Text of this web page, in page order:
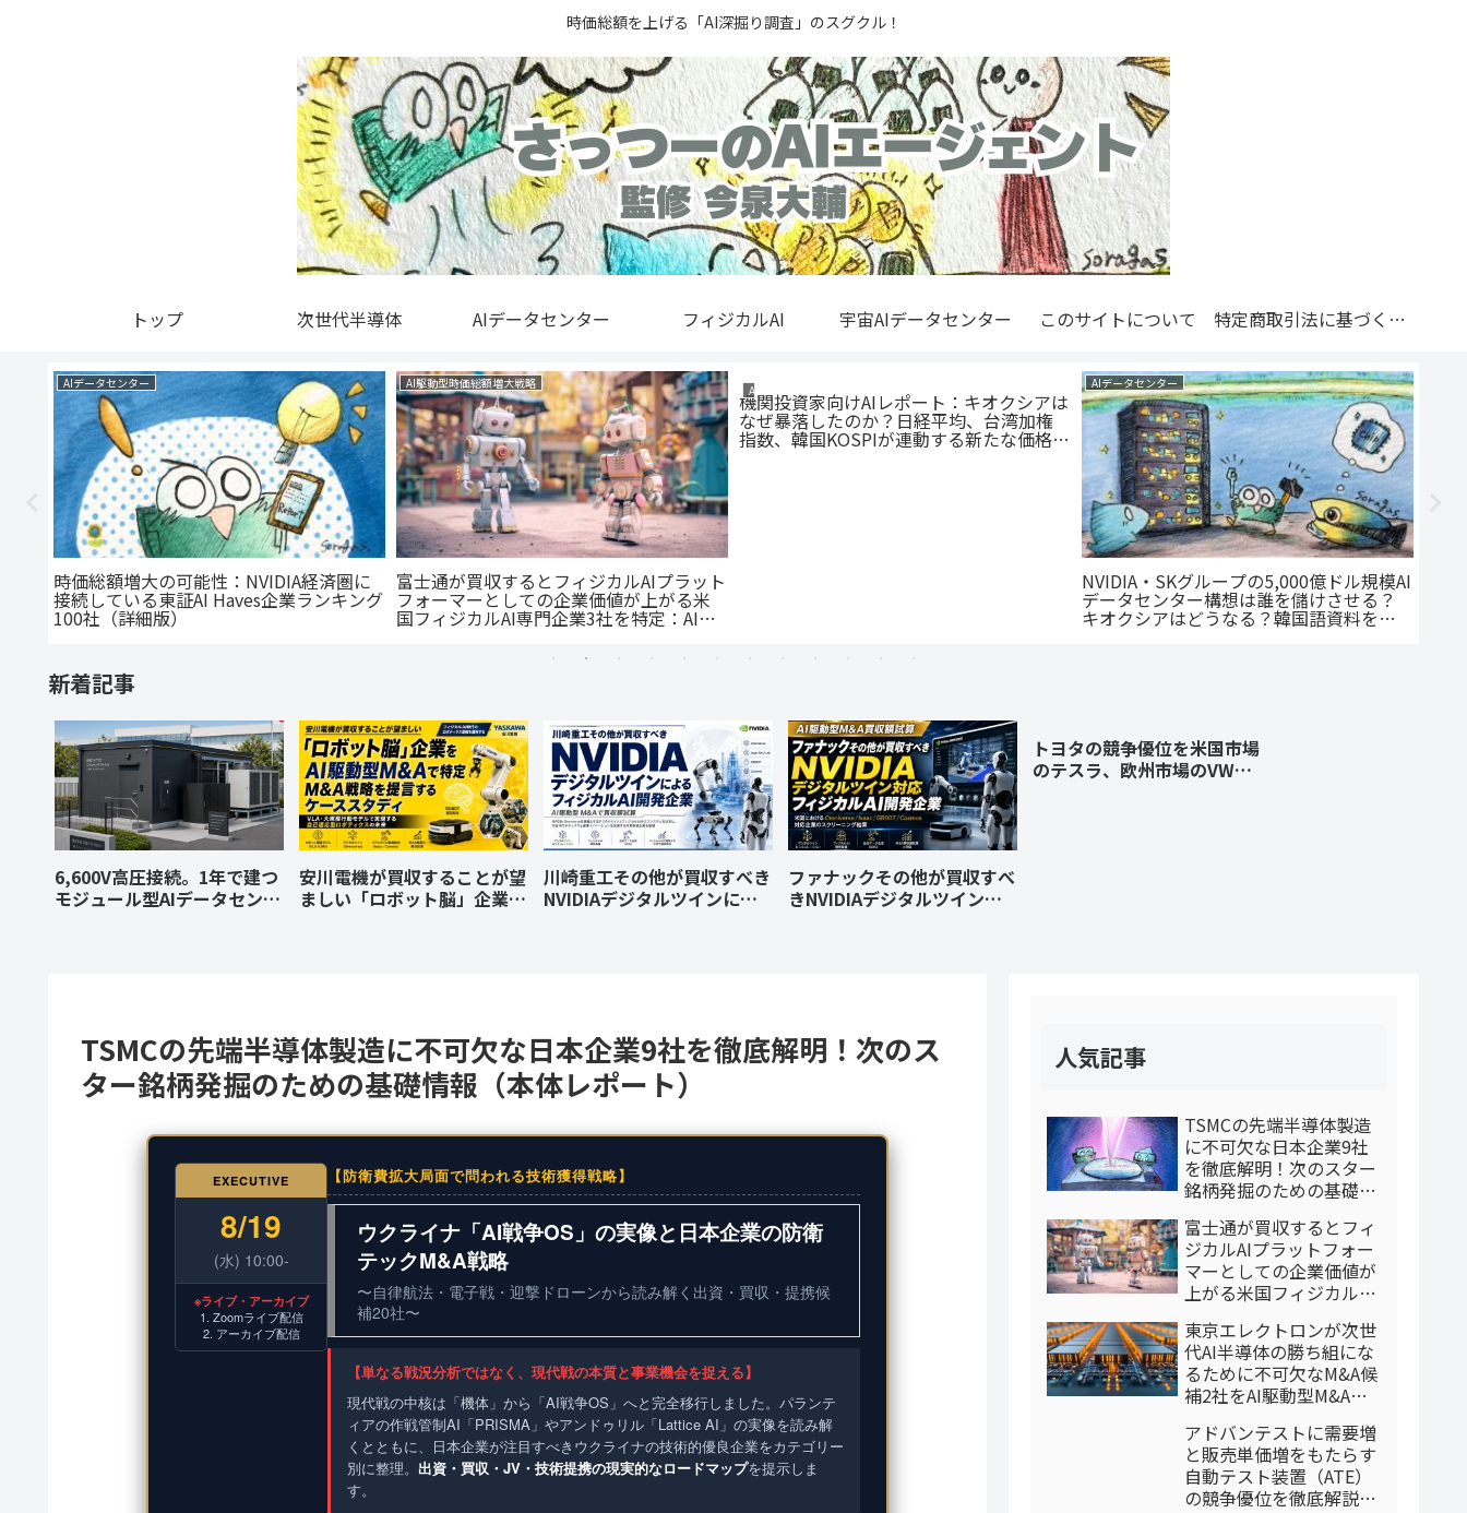
時価総額を上げる「AI深掘り調査」のスグクル！
トップ 次世代半導体 AIデータセンター フィジカルAI 宇宙AIデータセンター このサイトについて 特定商取引法に基づく表記
AIデータセンター
時価総額増大の可能性：NVIDIA経済圏に
接続している東証AI Haves企業ランキング
100社（詳細版）
AI駆動型時価総額増大戦略
富士通が買収するとフィジカルAIプラット
フォーマーとしての企業価値が上がる米
国フィジカルAI専門企業3社を特定：AI駆
動型M&Aケーススタディ
AI株価分析
機関投資家向けAIレポート：キオクシアは
なぜ暴落したのか？日経平均、台湾加権
指数、韓国KOSPIが連動する新たな価格形
成メカニズム
AIデータセンター
NVIDIA・SKグループの5,000億ドル規模AI
データセンター構想は誰を儲けさせる？
キオクシアはどうなる？韓国語資料を徹
新着記事
6,600V高圧接続。1年で建つ
モジュール型AIデータセンタ
安川電機が買収することが望
ましい「ロボット脳」企業を
川崎重工その他が買収すべき
NVIDIAデジタルツインによ
ファナックその他が買収すべ
きNVIDIAデジタルツインに
トヨタの競争優位を米国市場
のテスラ、欧州市場のVW、
TSMCの先端半導体製造に不可欠な日本企業9社を徹底解明！次のス
ター銘柄発掘のための基礎情報（本体レポート）
EXECUTIVE
8/19
(水) 10:00-
※ライブ・アーカイブ
1. Zoomライブ配信
2. アーカイブ配信
【防衛費拡大局面で問われる技術獲得戦略】
ウクライナ「AI戦争OS」の実像と日本企業の防衛
テックM&A戦略
〜自律航法・電子戦・迎撃ドローンから読み解く出資・買収・提携候
補20社〜
【単なる戦況分析ではなく、現代戦の本質と事業機会を捉える】
現代戦の中核は「機体」から「AI戦争OS」へと完全移行しました。パランテ
ィアの作戦管制AI「PRISMA」やアンドゥリル「Lattice AI」の実像を読み解
くとともに、日本企業が注目すべきウクライナの技術的優良企業をカテゴリー
別に整理。 出資・買収・JV・技術提携の現実的なロードマップを提示しま
す。
人気記事
TSMCの先端半導体製造
に不可欠な日本企業9社
を徹底解明！次のスター
銘柄発掘のための基礎情
富士通が買収するとフィ
ジカルAIプラットフォー
マーとしての企業価値が
上がる米国フィジカルAI
駆動型M&Aケーススタデ
ィ
東京エレクトロンが次世
代AI半導体の勝ち組にな
るために不可欠なM&A候
補2社をAI駆動型M&Aで
（2026/8/4調整後再掲）
アドバンテストに需要増
と販売単価増をもたらす
自動テスト装置（ATE）
の競争優位を徹底解説：